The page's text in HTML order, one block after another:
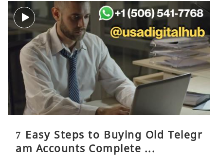
7 Easy Steps to Buying Old Telegr
am Accounts Complete ...